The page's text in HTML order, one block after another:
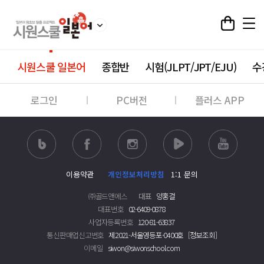
시원스쿨 일본어 종합반 시험(JLPT/JPT/EJU)
로그인 PC버전 플러스 APP
이용약관 개인정보처리방침
1:1 문의
㈜골드앤에스
대표 양홍걸
대표번호 02-6409-0878
사업자등록번호 120-81-63837
통신판매업신고번호 제2021-서울영등포-0400호 [정보조회]
이메일 siwon@siwonschool.com